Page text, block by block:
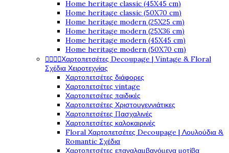
Home heritage classic (45X45 cm)
Home heritage classic (50X70 cm)
Home heritage modern (25X25 cm)
Home heritage modern (25X36 cm)
Home heritage modern (45X45 cm)
Home heritage modern (50X70 cm)
Χαρτοπετσέτες Decoupage | Vintage & Floral
Σχέδια Χειροτεχνίας
Χαρτοπετσέτες διάφορες
Χαρτοπετσέτες vintage
Χαρτοπετσέτες παιδικές
Χαρτοπετσέτες Χριστουγεννιάτικες
Χαρτοπετσέτες Πασχαλινές
Χαρτοπετσέτες καλοκαιρινές
Floral Χαρτοπετσέτες Decoupage | Λουλούδια &
Romantic Σχέδια
Χαρτοπετσέτες επαναλαμβανόμενα μοτίβα